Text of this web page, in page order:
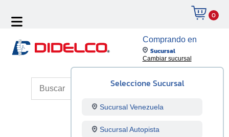
0
Comprando en
Sucursal
Cambiar sucursal
Seleccione Sucursal
Sucursal Venezuela
Sucursal Autopista